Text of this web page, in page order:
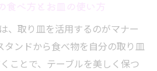
、取り皿を活用するのがマナー
タンドから食べ物を自分の取り皿
ことで、テーブルを美しく保つ